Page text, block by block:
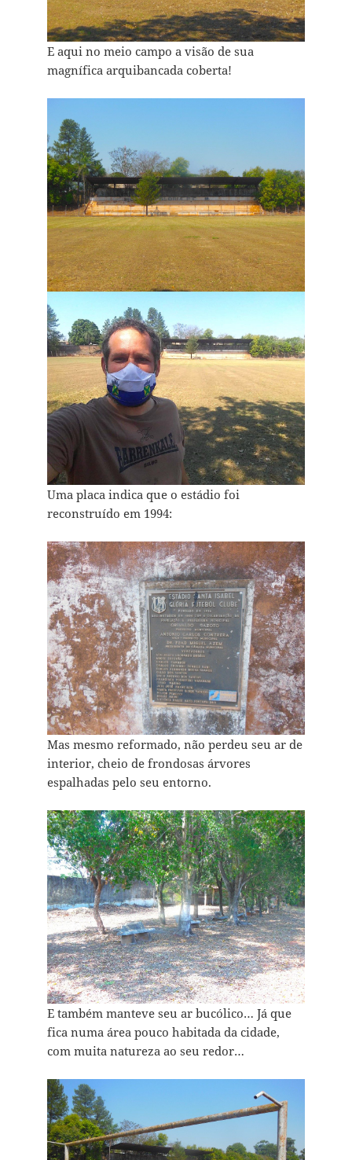
E aqui no meio campo a visão de sua
magnífica arquibancada coberta!
Uma placa indica que o estádio foi
reconstruído em 1994:
Mas mesmo reformado, não perdeu seu ar de
interior, cheio de frondosas árvores
espalhadas pelo seu entorno.
E também manteve seu ar bucólico… Já que
fica numa área pouco habitada da cidade,
com muita natureza ao seu redor…